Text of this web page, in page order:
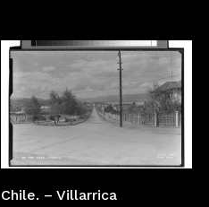
Chile. – Villarrica